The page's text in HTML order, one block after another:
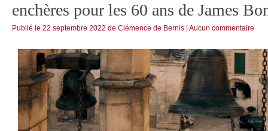
enchères pour les 60 ans de James
Publié le 22 septembre 2022 de Clémence de Bernis Aucun commentaire